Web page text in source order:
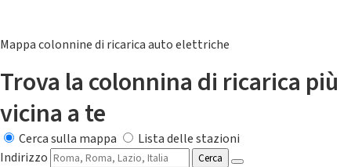
Mappa colonnine di ricarica auto elettriche
Trova la colonnina di ricarica più
vicina a te
Cerca sulla mappa
Lista delle stazioni
Indirizzo
Cerca